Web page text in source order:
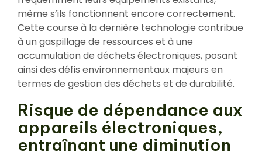
même s’ils fonctionnent encore correctement.
Cette course à la dernière technologie contribue
à un gaspillage de ressources et à une
accumulation de déchets électroniques, posant
ainsi des défis environnementaux majeurs en
termes de gestion des déchets et de durabilité.
Risque de dépendance aux
appareils électroniques,
entraînant une diminution